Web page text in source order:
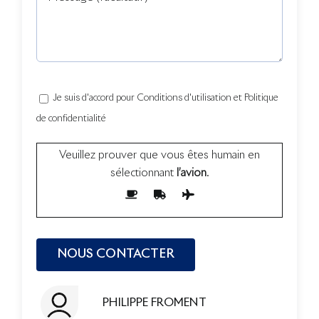
Je suis d'accord pour Conditions d'utilisation et Politique
de confidentialité
Veuillez prouver que vous êtes humain en
sélectionnantl’avion.
PHILIPPE FROMENT